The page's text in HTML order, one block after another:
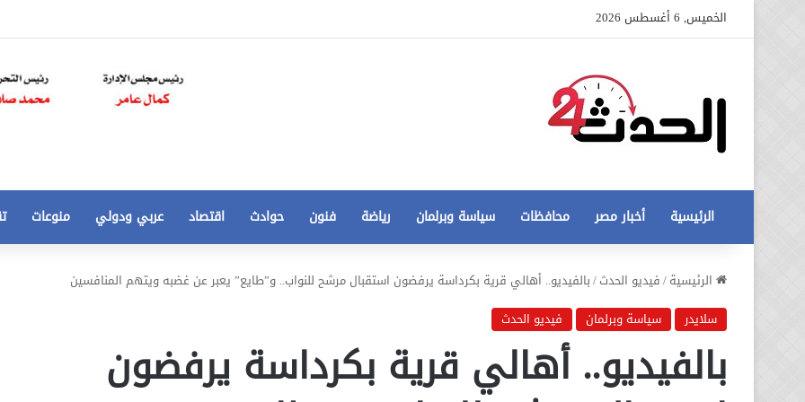
الخميس, 6 أغسطس 2026
الرئيسية أخبار مصر محافظات سياسة وبرلمان رياضة فنون حوادث اقتصاد عربي ودولي منوعات
الرئيسية/فيديو الحدث/بالفيديو.. أهالي قرية بكرداسة يرفضون استقبال مرشح للنواب.. و”طايع” يعبر عن غضبه ويتهم المنافسين
سلايدر
سياسة وبرلمان فيديو الحدث
بالفيديو.. أهالي قرية بكرداسة يرفضون
عاجل
جديدة
في
مخالفات
البناءعاجل تطورات جديدة في أزمة مخالفات
تخفيض
250
الي
21 أغسطس، 2020